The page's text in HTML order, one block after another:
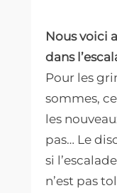
Nous voici
dans
Pour les
sommes,
les
pas… Le
si
n’est pas